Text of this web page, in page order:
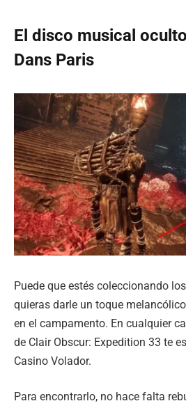
El disco musical
Dans Paris
Puede que estés coleccionando
quieras darle un toque
en el campamento. En cualquier
de Clair Obscur: Expedition 33 te
Casino Volador.
Para encontrarlo, no hace falta